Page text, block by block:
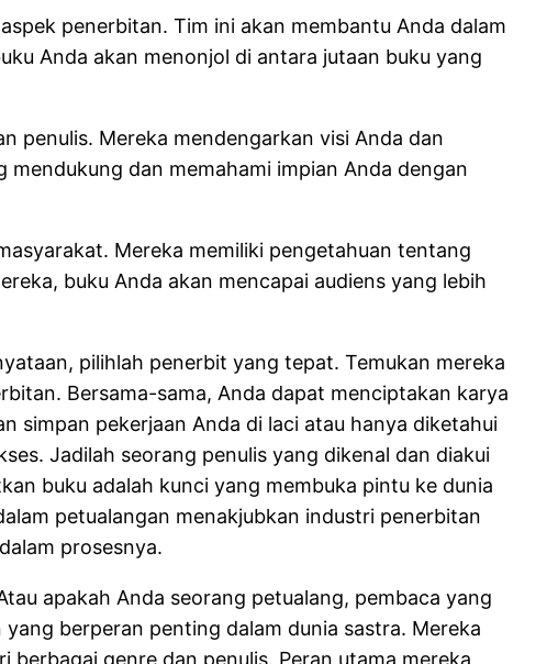
penerbitan. Tim ini akan membantu Anda dalam
Anda akan menonjol di antara jutaan buku yang
penulis. Mereka mendengarkan visi Anda dan
dan memahami impian Anda dengan
Mereka memiliki pengetahuan tentang
buku Anda akan mencapai audiens yang lebih
pilihlah penerbit yang tepat. Temukan mereka
Bersama-sama, Anda dapat menciptakan karya
simpan pekerjaan Anda di laci atau hanya diketahui
Jadilah seorang penulis yang dikenal dan diakui
buku adalah kunci yang membuka pintu ke dunia
petualangan menakjubkan industri penerbitan
prosesnya.
apakah Anda seorang petualang, pembaca yang
berperan penting dalam dunia sastra. Mereka
genre dan penulis. Peran utama mereka